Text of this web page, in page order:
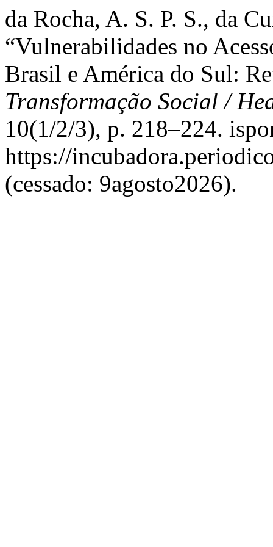
da Rocha, A. S. P. S., da
“Vulnerabilidades no
Brasil e América do Sul:
Transformação Social /
10(1/2/3), p. 218–224.
https://
(cessado: 9agosto2026).